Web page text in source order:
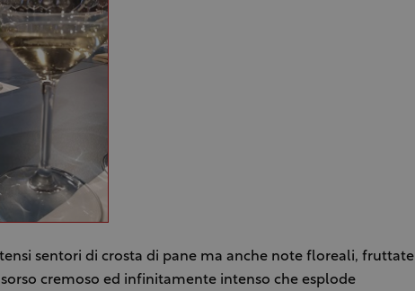
sentori di crosta di pane ma anche note floreali, fruttate
cremoso ed infinitamente intenso che esplode